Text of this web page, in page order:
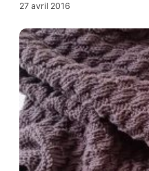
27 avril 2016